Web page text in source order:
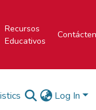
Recursos
Educativos
Log In